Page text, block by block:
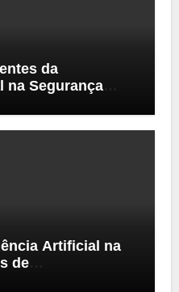
da
na Segurança
Artificial na
de